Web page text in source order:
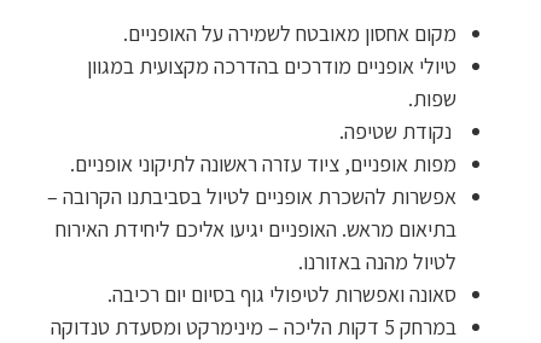
מקום אחסון מאובטח לשמירה על האופניים.
טיולי אופניים מודרכים בהדרכה מקצועית במגוון
שפות.
נקודת שטיפה.
מפות אופניים, ציוד עזרה ראשונה לתיקוני אופניים.
אפשרות להשכרת אופניים לטיול בסביבתנו הקרובה –
בתיאום מראש. האופניים יגיעו אליכם ליחידת האירוח
לטיול מהנה באזורנו.
סאונה ואפשרות לטיפולי גוף בסיום יום רכיבה.
במרחק 5 דקות הליכה – מינימרקט ומסעדת טנדוקה